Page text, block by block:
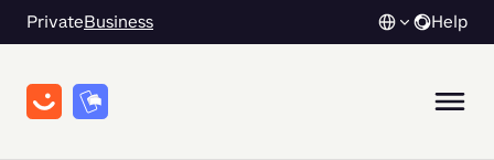
PrivateBusiness Help